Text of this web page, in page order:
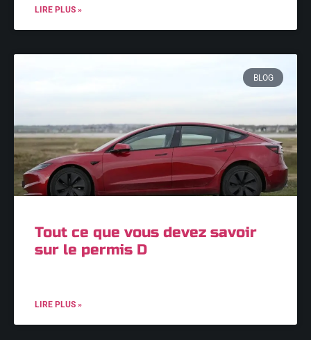
LIRE PLUS »
BLOG
Tout ce que vous devez savoir
sur le permis D
LIRE PLUS »